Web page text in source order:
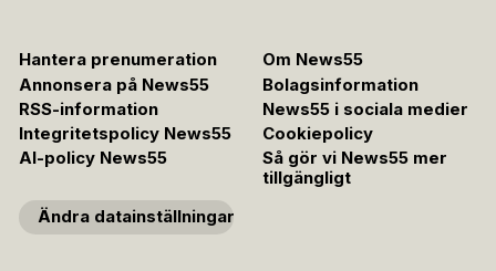
Hantera prenumeration
Om News55
Annonsera på News55
Bolagsinformation
RSS-information
News55 i sociala medier
Integritetspolicy News55
Cookiepolicy
AI-policy News55
Så gör vi News55 mer
tillgängligt
Ändra datainställningar